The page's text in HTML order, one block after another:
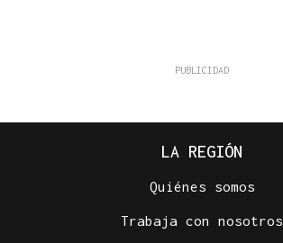
LA REGIÓN
Quiénes somos
Trabaja con nosotros